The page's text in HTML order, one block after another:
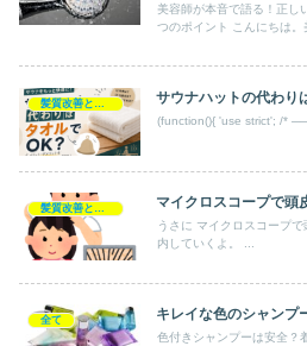
美容師が本音で語る！正し
つのポイント こんにちは。
サウナハットの代わり
(function(){ 'use strict'; /*
髪質改善とヘアの疑問 マイクロスコープで頭
うさに マイクロスコープ
内していくよ。 ...
全て キレイな色のシャンプ
色付きシャンプーは安全？